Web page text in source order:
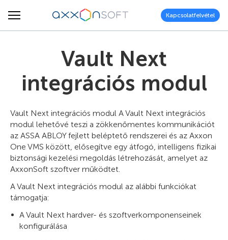
Kapcsolatfelvétel
Vault Next
integrációs modul
Vault Next integrációs modul A Vault Next integrációs
modul lehetővé teszi a zökkenőmentes kommunikációt
az ASSA ABLOY fejlett beléptető rendszerei és az Axxon
One VMS között, elősegítve egy átfogó, intelligens fizikai
biztonsági kezelési megoldás létrehozását, amelyet az
AxxonSoft szoftver működtet.
A Vault Next integrációs modul az alábbi funkciókat
támogatja:
A Vault Next hardver- és szoftverkomponenseinek
konfigurálása